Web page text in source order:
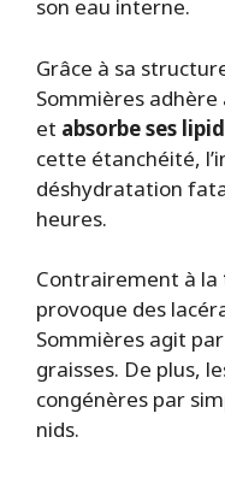
son eau interne.
Grâce à sa
Sommières adhère
et absorbe ses
cette étanchéité,
déshydratation
heures.
Contrairement à la
provoque des
Sommières agit
graisses. De plus,
congénères par
nids.